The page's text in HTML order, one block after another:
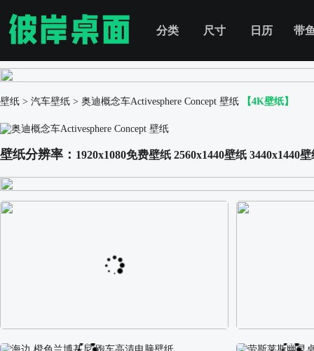
分类 尺寸 日历 带
壁纸 > 汽车壁纸 > 奥迪概念车Activesphere Concept 壁纸 【4K壁纸】
壁纸分辨率： 1920x1080免费壁纸 2560x1440壁纸 3440x1440壁
阿尔卑斯山区自然风景壁纸 校园长发可爱